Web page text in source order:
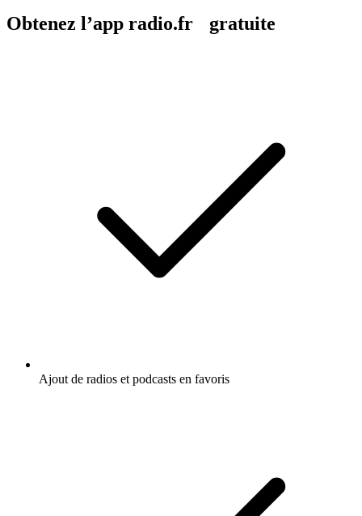
Obtenez l’app radio.fr gratuite
Ajout de radios et podcasts en favoris